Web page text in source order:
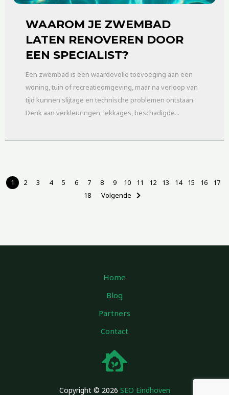
WAAROM JE ZWEMBAD
LATEN RENOVEREN DOOR
EEN SPECIALIST?
Een zwembad is een waardevolle toevoeging aan een
woning, tuin of recreatieomgeving, maar na verloop van
tijd kunnen slijtage en technische problemen ontstaan.
Denk aan verkleuringen, lekkages, beschadigde...
1 2 3 4 5 6 7 8 9 10 11 12 13 14 15 16
17
18
Volgende
Home
Blog
Partners
Contact
Copyright © 2026 SEO Eindhoven